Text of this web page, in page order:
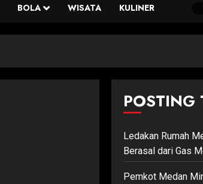
BOLA WISATA KULINER
POSTING
Ledakan Rumah
Berasal dari Gas
Pemkot Medan